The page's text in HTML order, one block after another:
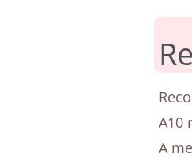
A10
A